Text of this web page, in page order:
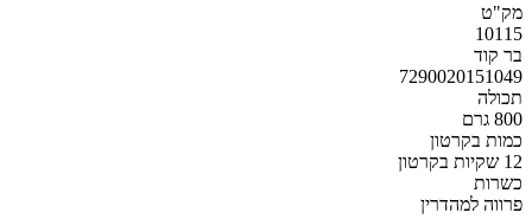
מק"ט
10115
בר קוד
7290020151049
תכולה
800 גרם
כמות בקרטון
12 שקיות בקרטון
כשרות
פרווה למהדרין